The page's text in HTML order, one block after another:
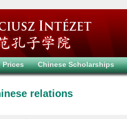
Prices Chinese Scholarships
relations